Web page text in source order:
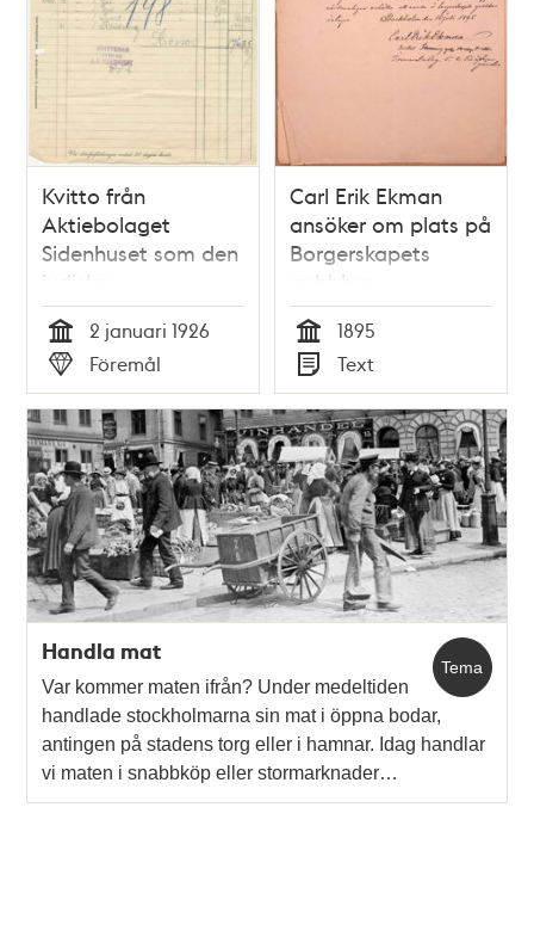
Kvitto från
Aktiebolaget
Sidenhuset som den
judiska
societetskvinnan
Irene Strauss
sparade
Tid
2 januari 1926
Typ
Föremål
Carl Erik Ekman
ansöker om plats på
Borgerskapets
gubbhus
Tid
1895
Typ
Text
Tema
Handla mat
Var kommer maten ifrån? Under medeltiden
handlade stockholmarna sin mat i öppna bodar,
antingen på stadens torg eller i hamnar. Idag handlar
vi maten i snabbköp eller stormarknader…